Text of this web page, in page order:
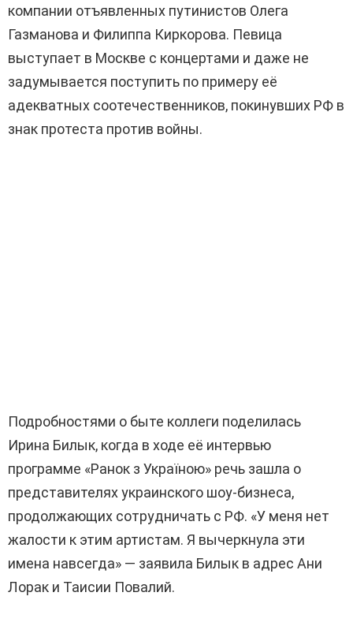
компании отъявленных путинистов Олега
Газманова и Филиппа Киркорова. Певица
выступает в Москве с концертами и даже не
задумывается поступить по примеру её
адекватных соотечественников, покинувших РФ в
знак протеста против войны.
Подробностями о быте коллеги поделилась
Ирина Билык, когда в ходе её интервью
программе «Ранок з Україною» речь зашла о
представителях украинского шоу-бизнеса,
продолжающих сотрудничать с РФ. «У меня нет
жалости к этим артистам. Я вычеркнула эти
имена навсегда» — заявила Билык в адрес Ани
Лорак и Таисии Повалий.